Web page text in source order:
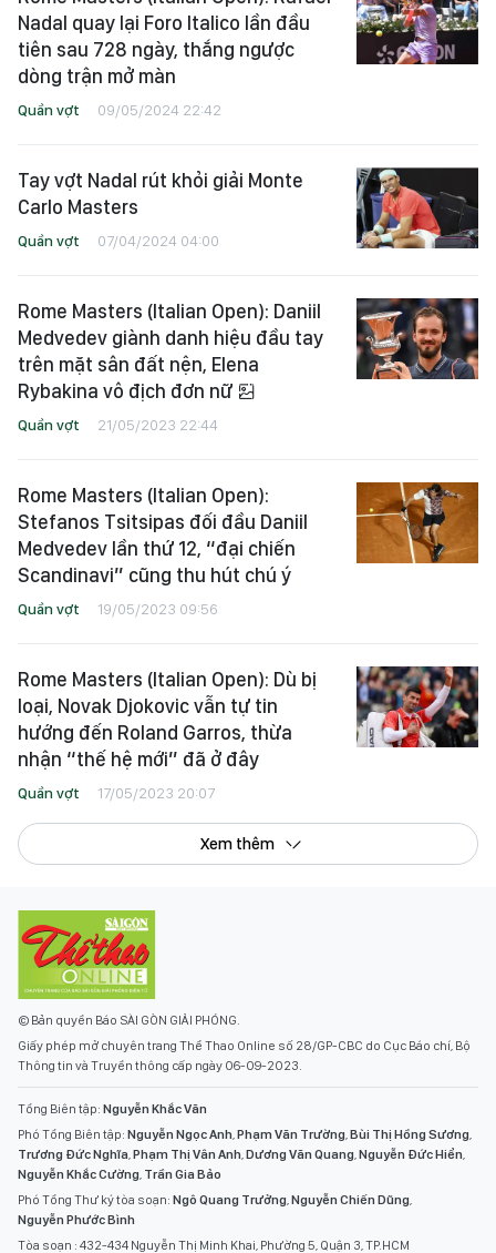
Nadal quay lại Foro Italico lần đầu
tiên sau 728 ngày, thắng ngược
dòng trận mở màn
Quần vợt 09/05/2024 22:42
Tay vợt Nadal rút khỏi giải Monte
Carlo Masters
Quần vợt 07/04/2024 04:00
Rome Masters (Italian Open): Daniil
Medvedev giành danh hiệu đầu tay
trên mặt sân đất nện, Elena
Rybakina vô địch đơn nữ
Quần vợt 21/05/2023 22:44
Rome Masters (Italian Open):
Stefanos Tsitsipas đối đầu Daniil
Medvedev lần thứ 12, “đại chiến
Scandinavi” cũng thu hút chú ý
Quần vợt 19/05/2023 09:56
Rome Masters (Italian Open): Dù bị
loại, Novak Djokovic vẫn tự tin
hướng đến Roland Garros, thừa
nhận “thế hệ mới” đã ở đây
Quần vợt 17/05/2023 20:07
Xem thêm
© Bản quyền Báo SÀI GÒN GIẢI PHÓNG.
Giấy phép mở chuyên trang Thể Thao Online số 28/GP-CBC do Cục Báo chí, Bộ
Thông tin và Truyền thông cấp ngày 06-09-2023.
Tổng Biên tập: Nguyễn Khắc Văn
Phó Tổng Biên tập: Nguyễn Ngọc Anh,Phạm Văn Trường,Bùi Thị Hồng Sương,
Trương Đức Nghĩa,Phạm Thị Vân Anh,Dương Văn Quang,Nguyễn Đức Hiển,
Nguyễn Khắc Cường, Trần Gia Bảo
Phó Tổng Thư ký tòa soạn: Ngô Quang Trưởng,Nguyễn Chiến Dũng,
Nguyễn Phước Bình
Tòa soạn : 432-434 Nguyễn Thị Minh Khai, Phường 5, Quận 3, TP.HCM